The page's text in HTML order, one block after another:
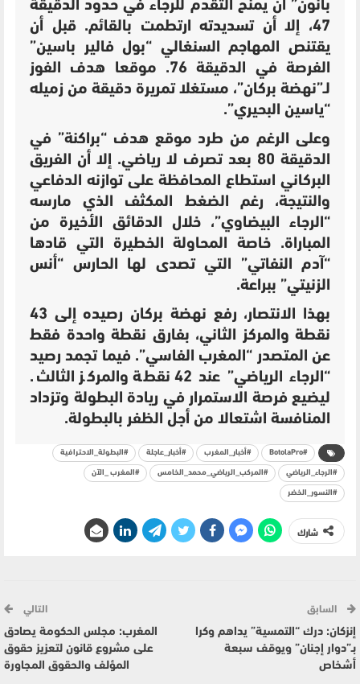
بانون” أن يمنح التقدم للرجاء في حدود الدقيقة
47، إلا أن تسديدته ارتطمت بالقائم. قبل أن
يقتنص المهاجم السنغالي “بول فالير باسين”
الفرصة في
الدقيقة 76. موقعا هدف الفوز
لـ”نهضة بركان”، مستغلا تمريرة دقيقة من زميله
“ياسين البحيري”.
وعلى الرغم من طرد موقع هدف “براكنة” في
الدقيقة 80 بعد تصرف لا رياضي. إلا أن الفريق
البركاني استطاع المحافظة على توازنه الدفاعي
والنتيجة، رغم الضغط المكثف الذي مارسه
“الرجاء البيضاوي”، خلال الدقائق الأخيرة من
المباراة. خاصة المحاولة الخطيرة التي قادها
“آدم النفاتي” التي تصدى لها الحارس “أنس
الزنيتي” ببراعة.
بهذا الانتصار، رفع نهضة بركان رصيده إلى 43
نقطة والمركز الثاني، بفارق نقطة واحدة فقط
عن المتصدر “المغرب الفاسي”. فيما تجمد رصيد
“الرجاء الرياضي” عند 42 نقطة والمركز الثالث.
ليضيع فرصة الاستمرار في ريادة البطولة وتزداد
المنافسة اشتعالا من أجل الظفر بالبطولة.
#BotolaPro #أخبار_المغرب #أخبار_عاجلة #البطولة_الاحترافية
#الرجاء_الرياضي #المركب_الرياضي_محمد_الخامس #المغرب _الآن
#النسور_الخضر
شارك
السابق
إنزكان: درك “التمسية” يداهم وكرا
بـ”دوار إجنان” ويوقف سبعة
أشخاص
التالي
المغرب: مجلس الحكومة يصادق
على مشروع قانون لتعزيز حقوق
المؤلف والحقوق المجاورة